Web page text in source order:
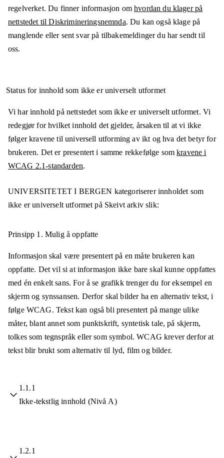
regelverket. Du finner informasjon omhvordan du klager på
nettstedet til Diskrimineringsnemnda. Du kan også klage på
manglende eller sent svar på tilbakemeldinger du har sendt til
oss.
Status for innhold som ikke er universelt utformet
Vi har innhold på nettstedet som ikke er universelt utformet. Vi
redegjør for hvilket innhold det gjelder, årsaken til at vi ikke
følger kravene til universell utforming av ikt og hva det betyr for
brukeren. Det er presentert i samme rekkefølge somkravene i
WCAG 2.1-standarden.
UNIVERSITETET I BERGEN kategoriserer innholdet som
ikke er universelt utformet på Skeivt arkivslik:
Prinsipp 1. Mulig å oppfatte
Informasjon skal være presentert på en måte brukeren kan
oppfatte. Det vil si at informasjon ikke bare skal kunne oppfattes
med én enkelt sans. For å se grafikk trenger du for eksempel en
skjerm og synssansen. Derfor skal bilder ha en alternativ tekst, i
følge WCAG. Tekst kan også bli presentert på mange ulike
måter, blant annet som punktskrift, syntetisk tale, på skjerm,
tolkes som tegnspråk eller som symbol. WCAG krever derfor at
tekst blir brukt som alternativ til lyd, film og bilder.
1.1.1
Ikke-tekstlig innhold (Nivå A)
1.2.1